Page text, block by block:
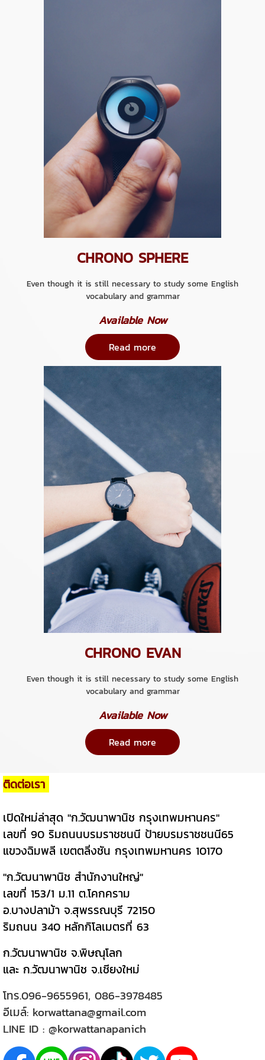
CHRONO SPHERE
Even though it is still necessary to study some English
vocabulary and grammar
Available Now
Read more
CHRONO EVAN
Even though it is still necessary to study some English
vocabulary and grammar
Available Now
Read more
ติดต่อเรา
เปิดใหม่ล่าสุด "ก.วัฒนาพานิช กรุงเทพมหานคร"
เลขที่ 90 ริมถนนบรมราชชนนี ป้ายบรมราชชนนี65
แขวงฉิมพลี เขตตลิ่งชัน กรุงเทพมหานคร 10170
"ก.วัฒนาพานิช สำนักงานใหญ่"
เลขที่ 153/1 ม.11 ต.โคกคราม
อ.บางปลาม้า จ.สุพรรณบุรี 72150
ริมถนน 340 หลักกิโลเมตรที่ 63
ก.วัฒนาพานิช จ.พิษณุโลก
และ ก.วัฒนาพานิช จ.เชียงใหม่
โทร.096-9655961, 086-3978485
อีเมล์: korwattana@gmail.com
LINE ID : @korwattanapanich